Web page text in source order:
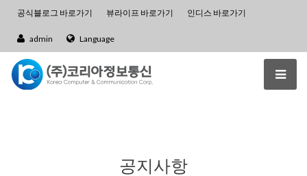
공식블로그 바로가기 뷰라이프 바로가기 인디스 바로가기
admin Language
공지사항